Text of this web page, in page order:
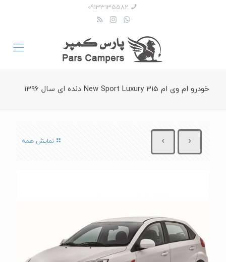
09133135582
خودرو ام وی ام 315 New Sport Luxury دنده ای سال 1396
نمایش همه